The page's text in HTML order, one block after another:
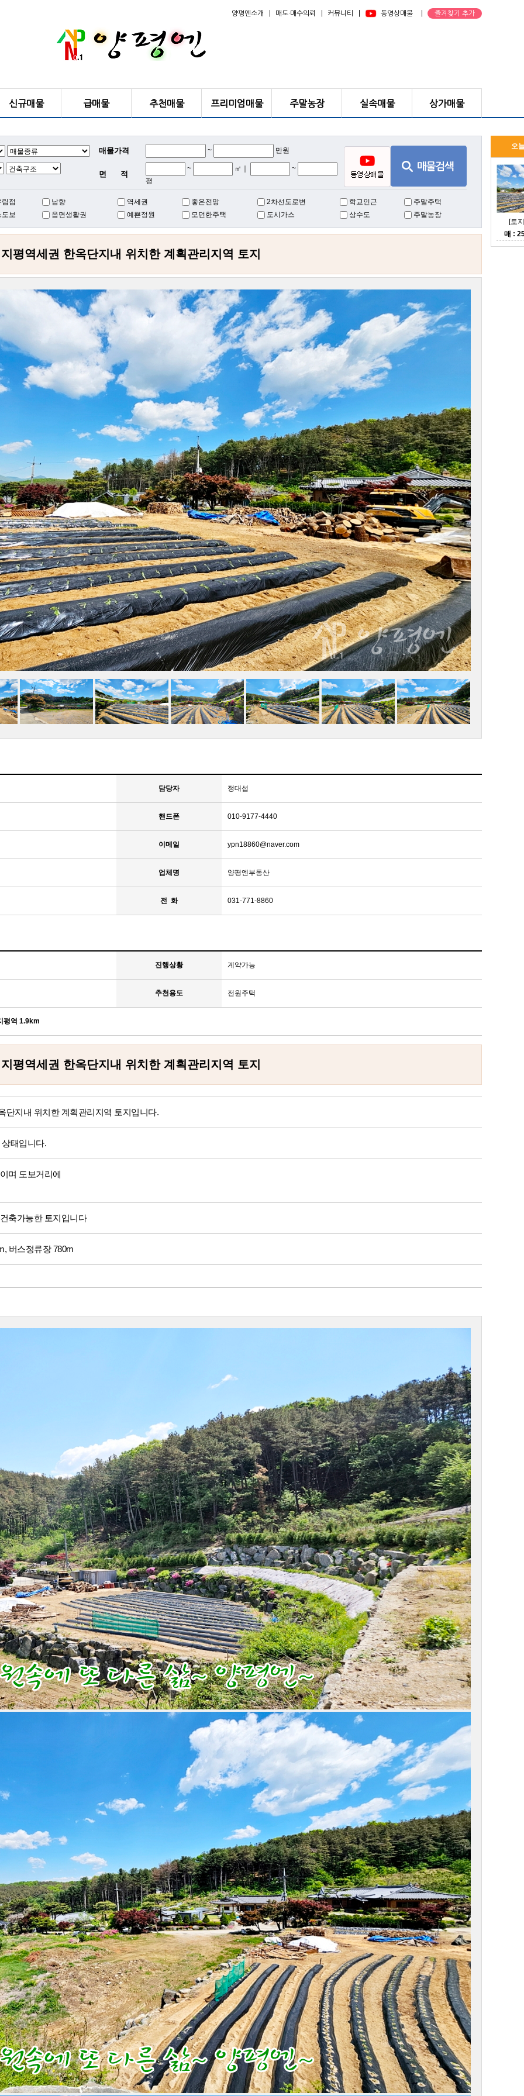
양평엔소개 매도·매수의뢰 커뮤니티 동영상매물 즐겨찾기 추가
신규매물 급매물 추천매물 프리미엄매물 주말농장 실속매물 상가매물
매물가격 ~ 만원
면 적
~ ㎡｜
~
평
림접 남향 역세권 좋은전망 2차선도로변 학교인근
주말주택
보
읍면생활권 예쁜정원 모던한주택 도시가스 상수도 주말농장
지평역세권 한옥단지내 위치한 계획관리지역 토지
담당자 정대섭
핸드폰 010-9177-4440
이메일 ypn18860@naver.com
업체명 양평엔부동산
전 화 031-771-8860
진행상황 계약가능
추천용도 전원주택
평역 1.9km
지평역세권 한옥단지내 위치한 계획관리지역 토지
단지내 위치한 계획관리지역 토지입니다.
태입니다.
며 도보거리에
축가능한 토지입니다
버스정류장 780m
오
[토
매 :